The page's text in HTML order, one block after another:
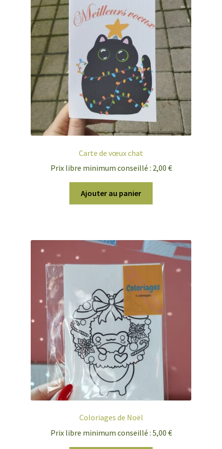
Carte de vœux chat
Prix libre minimum conseillé : 2,00 €
Ajouter au panier
Coloriages de Noël
Prix libre minimum conseillé : 5,00 €